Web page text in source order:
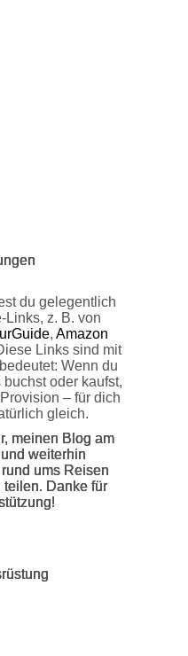
du gelegentlich
Links, z. B. von
, Amazon
Links sind mit
Wenn du
oder kaufst,
– für dich
gleich.
meinen Blog am
weiterhin
ums Reisen
Danke für